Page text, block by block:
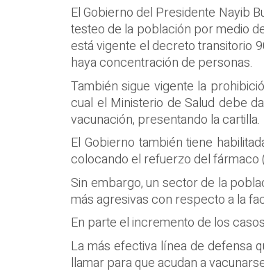
El Gobierno del Presidente Nayib
testeo de la población por medio
está vigente el decreto transitorio
haya concentración de personas.
También sigue vigente la
cual el Ministerio de Salud debe
vacunación, presentando la cartilla.
El Gobierno también tiene
colocando el refuerzo del fármaco
Sin embargo, un sector de la
más agresivas con respecto a la
En parte el incremento de los
La más efectiva línea de defensa
llamar para que acudan a